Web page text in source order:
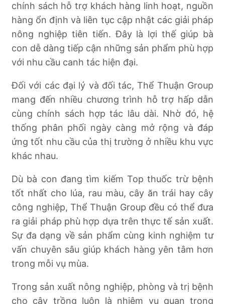
chính sách hỗ trợ khách hàng linh hoạt, nguồn
hàng ổn định và liên tục cập nhật các giải pháp
nông nghiệp tiên tiến. Đây là lợi thế giúp bà
con dễ dàng tiếp cận những sản phẩm phù hợp
với nhu cầu canh tác hiện đại.
Đối với các đại lý và đối tác, Thể Thuận Group
mang đến nhiều chương trình hỗ trợ hấp dẫn
cùng chính sách hợp tác lâu dài. Nhờ đó, hệ
thống phân phối ngày càng mở rộng và đáp
ứng tốt nhu cầu của thị trường ở nhiều khu vực
khác nhau.
Dù bà con đang tìm kiếm Top thuốc trừ bệnh
tốt nhất cho lúa, rau màu, cây ăn trái hay cây
công nghiệp, Thể Thuận Group đều có thể đưa
ra giải pháp phù hợp dựa trên thực tế sản xuất.
Sự đa dạng về sản phẩm cùng kinh nghiệm tư
vấn chuyên sâu giúp khách hàng yên tâm hơn
trong mỗi vụ mùa.
Trong sản xuất nông nghiệp, phòng và trị bệnh
cho cây trồng luôn là nhiệm vụ quan trọng